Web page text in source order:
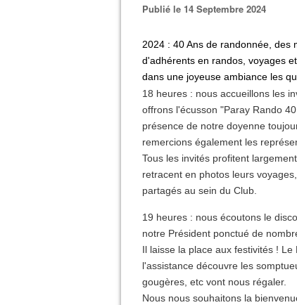
Publié le 14 Septembre 2024
2024 : 40 Ans de randonnée, des
d'adhérents en randos, voyages
dans une joyeuse ambiance les
18 heures : nous accueillons les
offrons l'écusson "Paray Rando
présence de notre doyenne
remercions également les
Tous les invités profitent
retracent en photos leurs
partagés au sein du Club.
19 heures : nous écoutons le
notre Président ponctué de
Il laisse la place aux festivités !
l'assistance découvre les
gougères, etc vont nous régaler.
Nous nous souhaitons la